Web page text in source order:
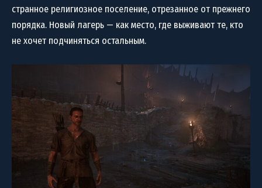
странное религиозное поселение, отрезанное от прежнего
порядка. Новый лагерь — как место, где выживают те, кто
не хочет подчиняться остальным.